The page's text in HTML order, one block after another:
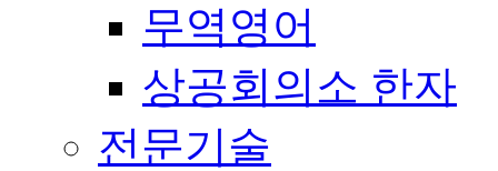
무역영어
상공회의소 한자
전문기술